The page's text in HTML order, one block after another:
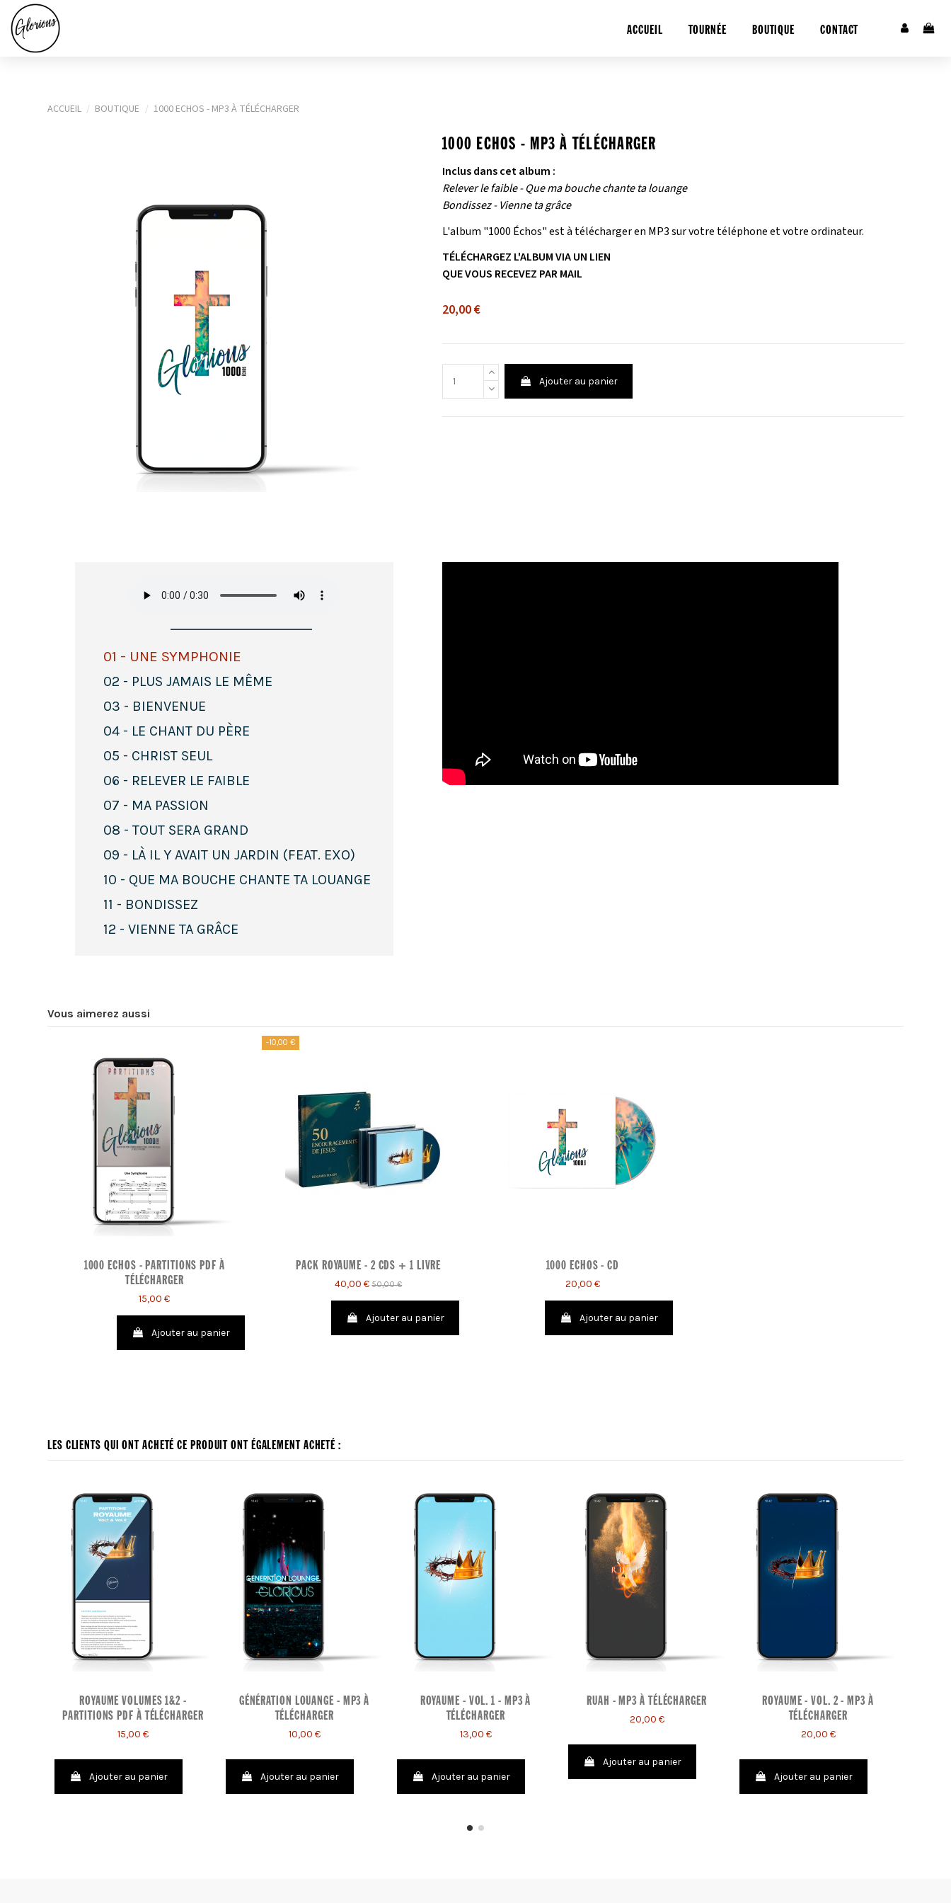
ACCUEIL TOURNÉE BOUTIQUE CONTACT
ACCUEIL BOUTIQUE 1000 ECHOS - MP3 À TÉLÉCHARGER
1000 ECHOS - MP3 À TÉLÉCHARGER
Inclus dans cet album :
Relever le faible - Que ma bouche chante ta louange
Bondissez - Vienne ta grâce
L'album "1000 Échos" est à télécharger en MP3 sur votre téléphone et votre ordinateur.
TÉLÉCHARGEZ L'ALBUM VIA UN LIEN
QUE VOUS RECEVEZ PAR MAIL
20,00 €
Ajouter au panier
01 - UNE SYMPHONIE
02 - PLUS JAMAIS LE MÊME
03 - BIENVENUE
04 - LE CHANT DU PÈRE
05 - CHRIST SEUL
06 - RELEVER LE FAIBLE
07 - MA PASSION
08 - TOUT SERA GRAND
09 - LÀ IL Y AVAIT UN JARDIN (FEAT. EXO)
10 - QUE MA BOUCHE CHANTE TA LOUANGE
11 - BONDISSEZ
12 - VIENNE TA GRÂCE
Vous aimerez aussi
1000 ECHOS - PARTITIONS PDF À
TÉLÉCHARGER
15,00 €
Ajouter au panier
-10,00 €
PACK ROYAUME - 2 CDS + 1 LIVRE
40,00 €50,00 €
Ajouter au panier
1000 ECHOS - CD
20,00 €
Ajouter au panier
LES CLIENTS QUI ONT ACHETÉ CE PRODUIT ONT ÉGALEMENT ACHETÉ :
ROYAUME VOLUMES 1&2 -
PARTITIONS PDF À TÉLÉCHARGER
15,00 €
Ajouter au panier
GÉNÉRATION LOUANGE - MP3 À
TÉLÉCHARGER
10,00 €
Ajouter au panier
ROYAUME - VOL. 1 - MP3 À
TÉLÉCHARGER
13,00 €
Ajouter au panier
RUAH - MP3 À TÉLÉCHARGER
20,00 €
Ajouter au panier
ROYAUME - VOL. 2 - MP3 À
TÉLÉCHARGER
20,00 €
Ajouter au panier